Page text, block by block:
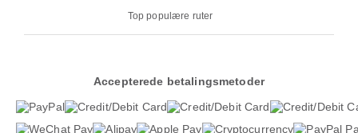
Top populære ruter
Accepterede betalingsmetoder